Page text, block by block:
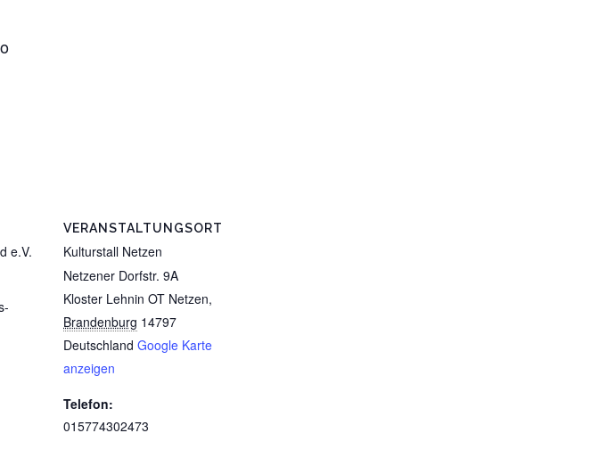
e.V.
VERANSTALTUNGSORT
Kulturstall Netzen
Netzener Dorfstr. 9A
Kloster Lehnin OT Netzen,
Brandenburg 14797
Deutschland Google Karte
anzeigen
Telefon:
015774302473